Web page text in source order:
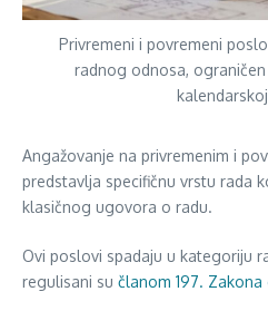
Privremeni i povremeni
radnog odnosa, ograničen
Angažovanje na privremenim i
predstavlja specifičnu vrstu rada
klasičnog ugovora o radu.
Ovi poslovi spadaju u kategoriju
regulisani su članom 197. Zakona